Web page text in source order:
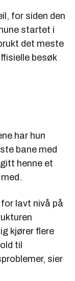
for siden den
startet i
det meste
besøk
har hun
bane med
henne et
lavt nivå på
kjører flere
til
sier